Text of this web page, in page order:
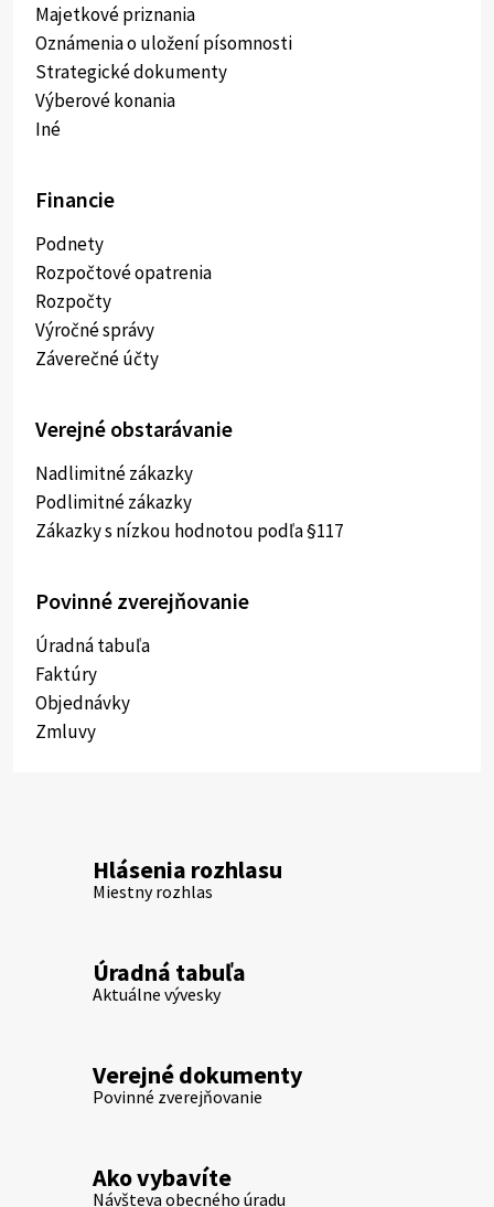
Majetkové priznania
Oznámenia o uložení písomnosti
Strategické dokumenty
Výberové konania
Iné
Financie
Podnety
Rozpočtové opatrenia
Rozpočty
Výročné správy
Záverečné účty
Verejné obstarávanie
Nadlimitné zákazky
Podlimitné zákazky
Zákazky s nízkou hodnotou podľa §117
Povinné zverejňovanie
Úradná tabuľa
Faktúry
Objednávky
Zmluvy
Hlásenia rozhlasu
Miestny rozhlas
Úradná tabuľa
Aktuálne vývesky
Verejné dokumenty
Povinné zverejňovanie
Ako vybavíte
Návšteva obecného úradu